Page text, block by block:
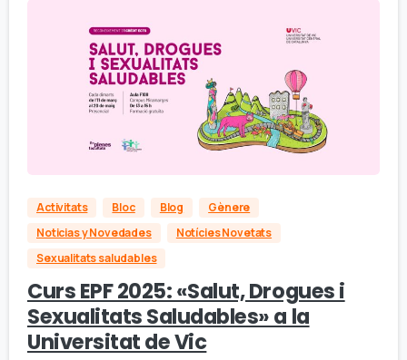
Activitats Bloc Blog
Gènere
Noticias y Novedades
Notícies Novetats
Sexualitats saludables
Curs EPF 2025: «Salut, Drogues i
Sexualitats Saludables» a la
Universitat de Vic